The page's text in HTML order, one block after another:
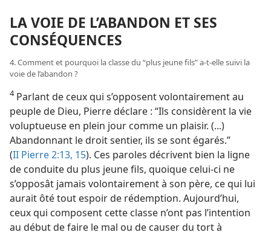
LA VOIE DE L’ABANDON ET SES
CONSÉQUENCES
4. Comment et pourquoi la classe du “plus jeune fils” a-​t-​elle suivi la
voie de l’abandon ?
4Parlant de ceux qui s’opposent volontairement au
peuple de Dieu, Pierre déclare : “Ils considèrent la vie
voluptueuse en plein jour comme un plaisir. (...)
Abandonnant le droit sentier, ils se sont égarés.”
(II Pierre 2:13, 15). Ces paroles décrivent bien la ligne
de conduite du plus jeune fils, quoique celui-ci ne
s’opposât jamais volontairement à son père, ce qui lui
aurait ôté tout espoir de rédemption. Aujourd’hui,
ceux qui composent cette classe n’ont pas l’intention
au début de faire le mal ou de causer du tort à